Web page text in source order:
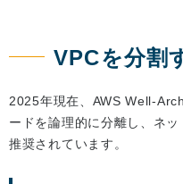
VPCを分割
2025年現在、AWS Well-
ードを論理的に分離し、ネ
推奨されています。